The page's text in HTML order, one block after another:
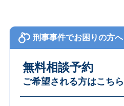
刑事事件でお困りの方へ
無料相談予約
ご希望される方はこちら